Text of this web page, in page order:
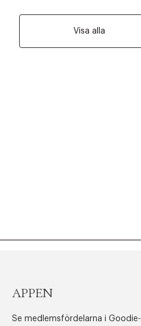
Visa alla
APPEN
Se medlemsfördelarna i Goodie-